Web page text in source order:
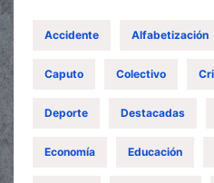
Accidente Alfabetización
Caputo Colectivo
Deporte Destacadas
Economía Educación